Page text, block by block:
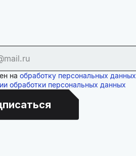
на обработку персональных данных
обработки персональных данных